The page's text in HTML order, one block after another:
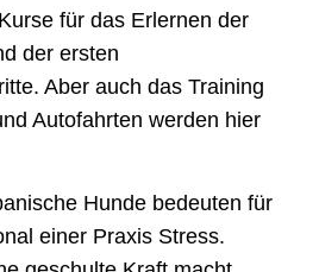
für das Erlernen der
der ersten
Aber auch das Training
Autofahrten werden hier
Hunde bedeuten für
einer Praxis Stress.